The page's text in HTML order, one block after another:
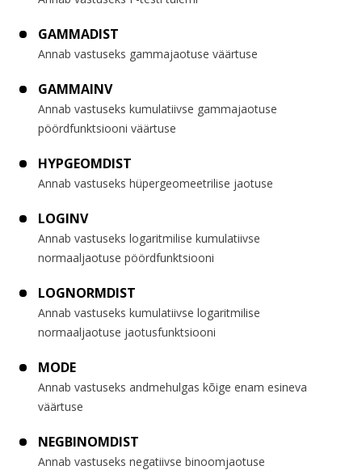
GAMMADIST
Annab vastuseks gammajaotuse väärtuse
GAMMAINV
Annab vastuseks kumulatiivse gammajaotuse
pöördfunktsiooni väärtuse
HYPGEOMDIST
Annab vastuseks hüpergeomeetrilise jaotuse
LOGINV
Annab vastuseks logaritmilise kumulatiivse
normaaljaotuse pöördfunktsiooni
LOGNORMDIST
Annab vastuseks kumulatiivse logaritmilise
normaaljaotuse jaotusfunktsiooni
MODE
Annab vastuseks andmehulgas kõige enam esineva
väärtuse
NEGBINOMDIST
Annab vastuseks negatiivse binoomjaotuse